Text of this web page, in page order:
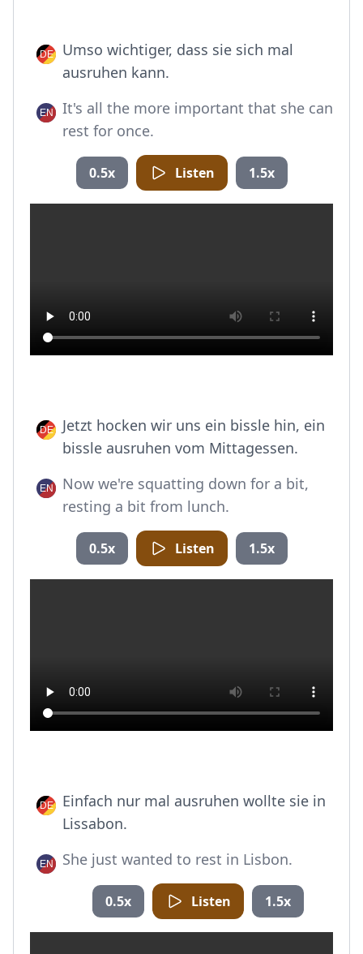
Umso wichtiger, dass sie sich mal
ausruhen kann.
It's all the more important that she can
rest for once.
0.5x Listen 1.5x
Jetzt hocken wir uns ein bissle hin, ein
bissle ausruhen vom Mittagessen.
Now we're squatting down for a bit,
resting a bit from lunch.
0.5x Listen 1.5x
Einfach nur mal ausruhen wollte sie in
Lissabon.
She just wanted to rest in Lisbon.
0.5x Listen 1.5x